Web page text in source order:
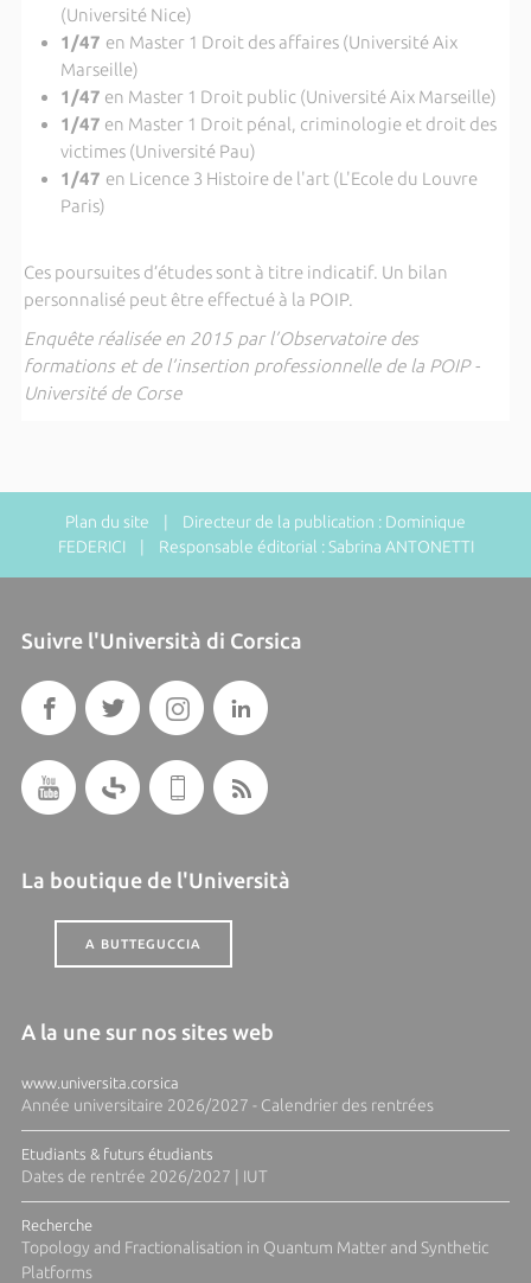
(Université Nice)
1/47 en Master 1 Droit des affaires (Université Aix
Marseille)
1/47 en Master 1 Droit public (Université Aix Marseille)
1/47 en Master 1 Droit pénal, criminologie et droit des
victimes (Université Pau)
1/47 en Licence 3 Histoire de l'art (L'Ecole du Louvre
Paris)
Ces poursuites d’études sont à titre indicatif. Un bilan
personnalisé peut être effectué à la POIP.
Enquête réalisée en 2015 par l’Observatoire des
formations et de l’insertion professionnelle de la POIP -
Université de Corse
Plan du site | Directeur de la publication : Dominique
FEDERICI | Responsable éditorial : Sabrina ANTONETTI
Suivre l'Università di Corsica
La boutique de l'Università
A BUTTEGUCCIA
A la une sur nos sites web
www.universita.corsica
Année universitaire 2026/2027 - Calendrier des rentrées
Etudiants & futurs étudiants
Dates de rentrée 2026/2027 | IUT
Recherche
Topology and Fractionalisation in Quantum Matter and Synthetic
Platforms